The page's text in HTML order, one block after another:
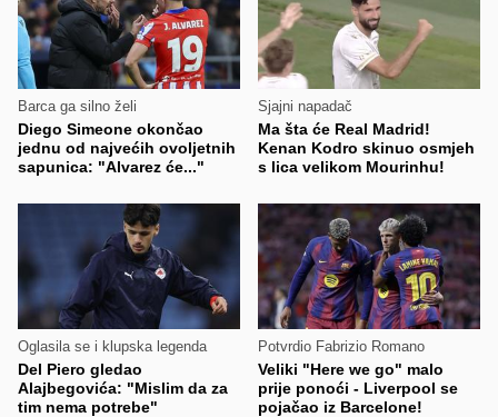
Barca ga silno želi
Diego Simeone okončao
jednu od najvećih ovoljetnih
sapunica: "Alvarez će..."
Sjajni napadač
Ma šta će Real Madrid!
Kenan Kodro skinuo osmjeh
s lica velikom Mourinhu!
Oglasila se i klupska legenda
Del Piero gledao
Alajbegovića: "Mislim da za
tim nema potrebe"
Potvrdio Fabrizio Romano
Veliki "Here we go" malo
prije ponoći - Liverpool se
pojačao iz Barcelone!